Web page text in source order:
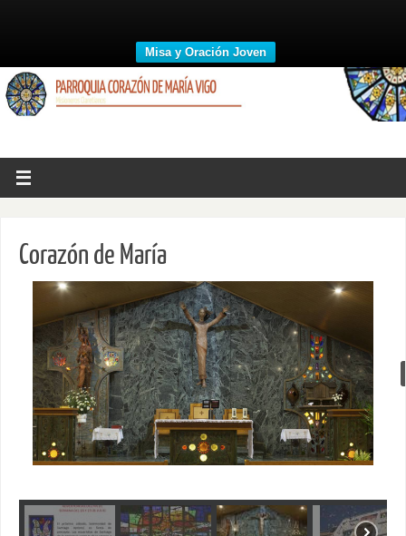
Misa y Oración Joven
Corazón de María